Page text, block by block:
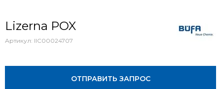
Lizerna POX
Артикул: IIC00024707
ОТПРАВИТЬ ЗАПРОС